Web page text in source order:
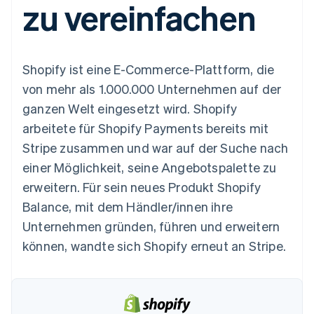
Zugriff auf mehr als
125
Authorization
Boost
Optimierung der
Autorisierungsraten
Beschleunigter
Bezahlvorgang
Financial
Connections
Verbundene
Datensynchronisierung
Geldmanagement
Plattformen
SaaS
Nach Branche
KI-Unternehmen
Creator Economy
Gaming
Freizeit
Versicherungen
Unterhaltung
Gemeinnützige
Organisationen
Fachdienstleistungen
Marktplatz auf
Grundlagen der
Abonnementverwaltung
nutzungsbasierte
Abrechnung um
Stablecoin-gestützte
Karten ausgeben: So
geht´s
Bereitstellung und
Verwaltung von
Diensten mit Agenten
App-Integrationen
Produkt-Roadmap
Stripe Sessions
Stripe Press
Kontakt
Sales-Team
kontaktieren
Partner werden
zu vereinfachen
Shopify ist eine E-Commerce-Plattform, die
von mehr als 1.000.000 Unternehmen auf der
ganzen Welt eingesetzt wird. Shopify
arbeitete für Shopify Payments bereits mit
Stripe zusammen und war auf der Suche nach
einer Möglichkeit, seine Angebotspalette zu
erweitern. Für sein neues Produkt Shopify
Balance, mit dem Händler/innen ihre
Unternehmen gründen, führen und erweitern
können, wandte sich Shopify erneut an Stripe.